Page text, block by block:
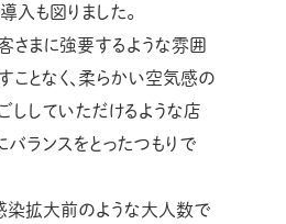
入も図りました。
さまに強要するような雰囲
ことなく、柔らかい空気感の
ししていただけるような店
ランスをとったつもりで
染拡大前のような大人数で